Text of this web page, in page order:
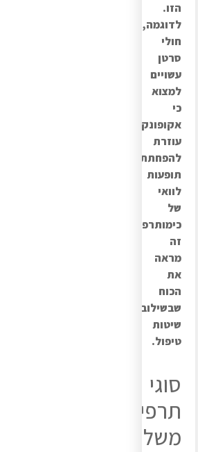
הזו.
לדוגמה,
חולי
סרטן
עשויים
למצוא
כי
אקופונקטורה
עוזרת
להפחתת
תופעות
לוואי
של
כימותרפיה.
זה
מראה
את
הכוח
שבשילוב
שיטות
טיפול.
סוגי
תרפיות
משלימות